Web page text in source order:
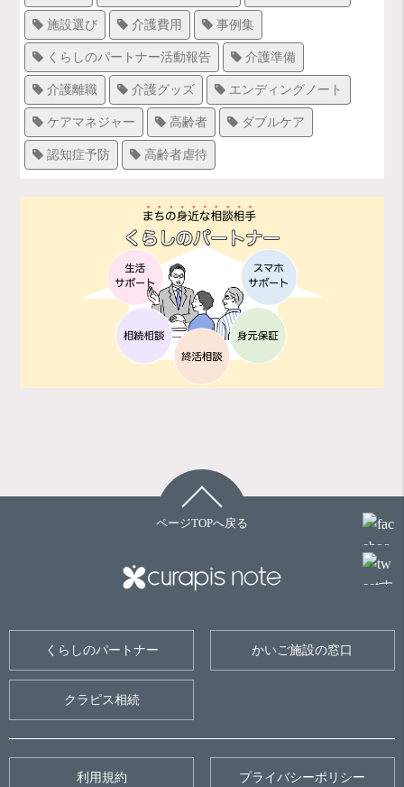
施設選び 介護費用 事例集
くらしのパートナー活動報告 介護準備
介護離職 介護グッズ エンディングノート
ケアマネジャー 高齢者 ダブルケア
認知症予防 高齢者虐待
ページTOPへ戻る
くらしのパートナー かいご施設の窓口
クラピス相続
利用規約 プライバシーポリシー